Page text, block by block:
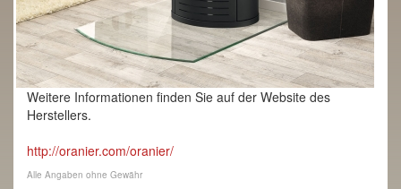
Weitere Informationen finden Sie auf der Website des
Herstellers.
http://oranier.com/oranier/
Alle Angaben ohne Gewähr